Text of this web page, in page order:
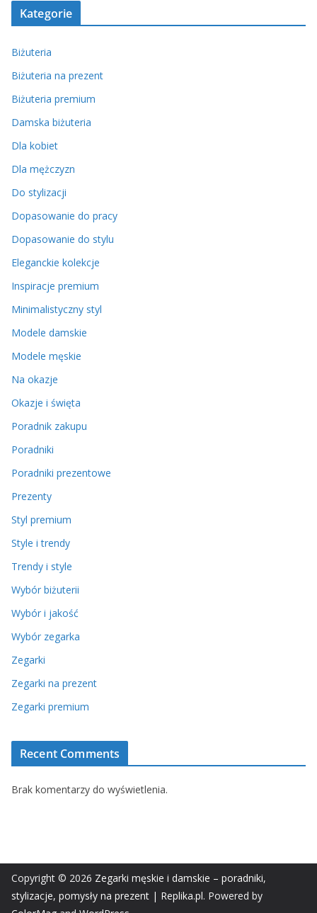
Kategorie
Biżuteria
Biżuteria na prezent
Biżuteria premium
Damska biżuteria
Dla kobiet
Dla mężczyzn
Do stylizacji
Dopasowanie do pracy
Dopasowanie do stylu
Eleganckie kolekcje
Inspiracje premium
Minimalistyczny styl
Modele damskie
Modele męskie
Na okazje
Okazje i święta
Poradnik zakupu
Poradniki
Poradniki prezentowe
Prezenty
Styl premium
Style i trendy
Trendy i style
Wybór biżuterii
Wybór i jakość
Wybór zegarka
Zegarki
Zegarki na prezent
Zegarki premium
Recent Comments
Brak komentarzy do wyświetlenia.
Copyright © 2026 Zegarki męskie i damskie – poradniki,
stylizacje, pomysły na prezent | Replika.pl. Powered by